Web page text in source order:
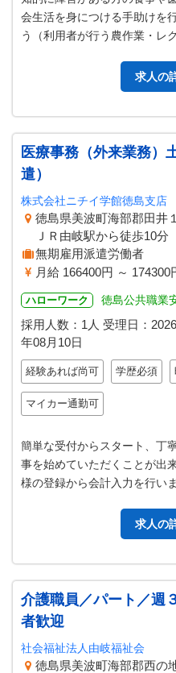
会生活を身につける手助けを
う（利用者が行う農作業・レ
求人の
医療事務（外来業務）
遣）
株式会社ニチイ学館徳島支店
徳島県美波町海部郡田
ＪＲ由岐駅から徒歩10分
無期雇用派遣労働者
月給 166400円 ～ 174300
ハローワーク 徳島公共職業
採用人数：1人 受理日：
年08月10日
経験あれば尚可 学歴必須
マイカー通勤可
簡単な受付からスタート、丁
事を始めていただくことが出
様の登録から会計入力を行い
求人の
介護職員／パート／週
者歓迎
社会福祉法人由岐福祉会
徳島県美波町海部郡西の